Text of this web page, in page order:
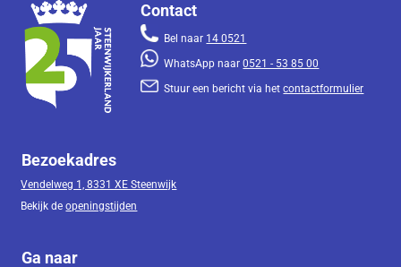
Contact
Bel naar 14 0521
WhatsApp naar0521 - 53 85 00
Stuur een bericht via hetcontactformulier
Bezoekadres
Vendelweg 1, 8331 XE Steenwijk
Bekijk deopeningstijden
Ga naar